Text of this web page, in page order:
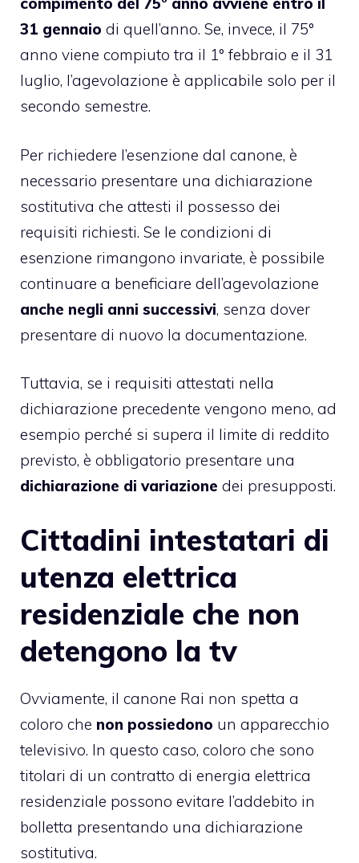
31 gennaio di quell’anno. Se, invece, il 75°
anno viene compiuto tra il 1° febbraio e il 31
luglio, l’agevolazione è applicabile solo per il
secondo semestre.
Per richiedere l’esenzione dal canone, è
necessario presentare una dichiarazione
sostitutiva che attesti il possesso dei
requisiti richiesti. Se le condizioni di
esenzione rimangono invariate, è possibile
continuare a beneficiare dell’agevolazione
anche negli anni successivi, senza dover
presentare di nuovo la documentazione.
Tuttavia, se i requisiti attestati nella
dichiarazione precedente vengono meno, ad
esempio perché si supera il limite di reddito
previsto, è obbligatorio presentare una
dichiarazione di variazione dei presupposti.
Cittadini intestatari di
utenza elettrica
residenziale che non
detengono la tv
Ovviamente, il canone Rai non spetta a
coloro che non possiedono un apparecchio
televisivo. In questo caso, coloro che sono
titolari di un contratto di energia elettrica
residenziale possono evitare l’addebito in
bolletta presentando una dichiarazione
sostitutiva.